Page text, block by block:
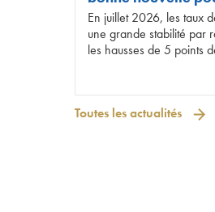
En juillet 2026, les taux
une grande stabilité par
les hausses de 5 points
Toutes les actualités